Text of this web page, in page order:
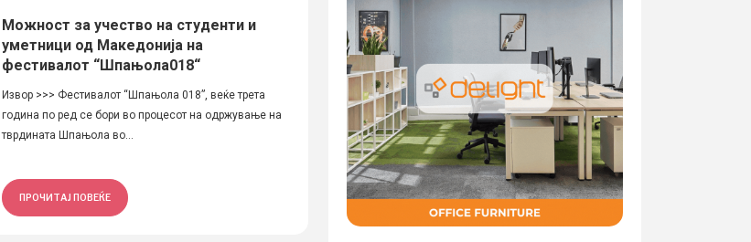
Можност за учество на студенти и
уметници од Македонија на
фестивалот “Шпањола018“
Извор >>> Фестивалот “Шпањола 018”, веќе трета
година по ред се бори во процесот на одржување на
тврдината Шпањола во...
ПРОЧИТАЈ ПОВЕЌЕ